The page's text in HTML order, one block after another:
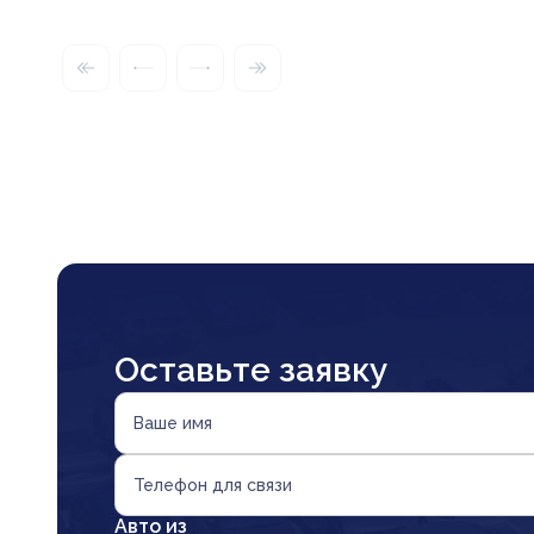
Оставьте заявку
Ваше имя
Телефон для связи
Авто из